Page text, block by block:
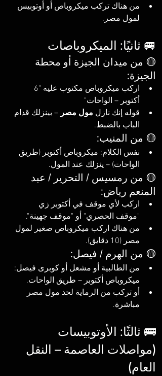
من هناك تركب ميكروباص أو أوتوبيس
لمول مصر.
🚐 ثانيًا: الميكروباصات
🟡 من ميدان الجيزة أو محطة
الجيزة:
أكتوبر – الواحات"
قوله إنك نازل مول مصر – بينزلك قدام
الباب بالضبط.
🟡 من المنيب:
نفس الكلام: ميكروباص أكتوبر (طريق
الواحات) – ينزلك عند المول.
🟡 من رمسيس / التحرير / عبد
المنعم رياض:
اركب لأي موقف في أكتوبر زي
"موقف الحصري" أو "موقف جهينة".
من هناك اركب ميكروباص صغير لمول
مصر (10 دقايق).
🟡 من الهرم / فيصل:
من الطالبية أو مشعل أو كوبرى فيصل:
ميكروباص أكتوبر – طريق الواحات.
أو تركب من الرماية لحد مول مصر
مباشرة.
🚌 ثالثًا: الأوتوبيسات
(مواصلات العاصمة – النقل
العام)